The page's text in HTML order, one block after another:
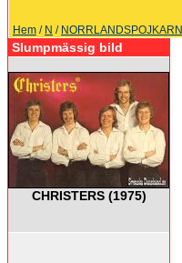
Hem / N /
Slumpmässig bild
CHRISTERS (1975)